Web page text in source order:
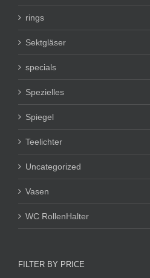
rings
Sektgläser
specials
Spezielles
Spiegel
Teelichter
Uncategorized
Vasen
WC RollenHalter
FILTER BY PRICE